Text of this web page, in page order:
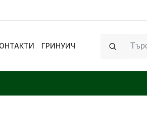
ГРИНУИЧ
Search